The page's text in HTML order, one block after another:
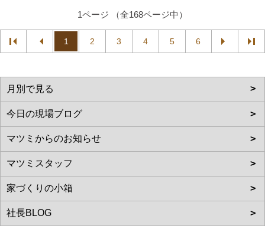
1ページ （全168ページ中）
1 2 3 4 5 6